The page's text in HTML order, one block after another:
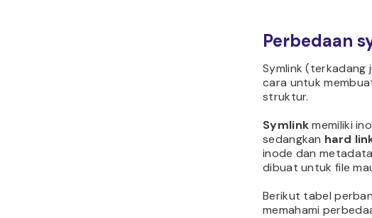
Perbedaan
Symlink (terkadang
cara untuk
struktur.
Symlinkmemiliki
sedangkan hard
inode dan
dibuat untuk file
Berikut tabel
memahami